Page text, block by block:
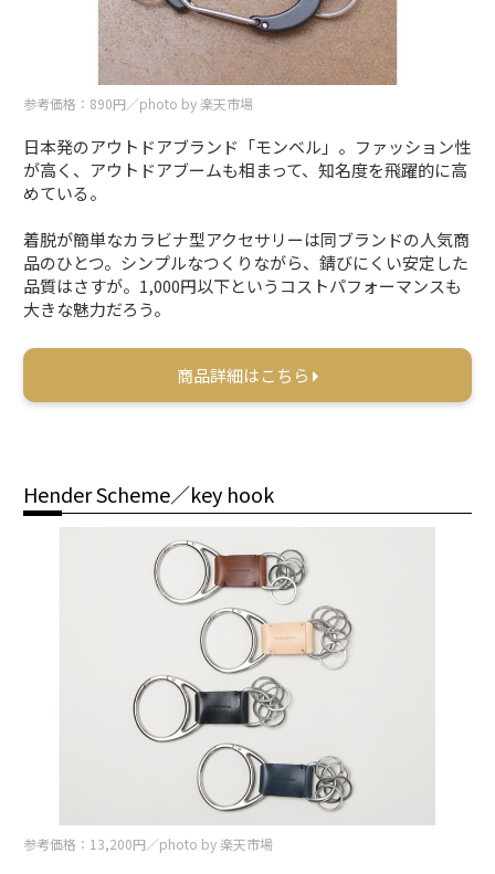
参考価格：890円／photo by 楽天市場
日本発のアウトドアブランド「モンベル」。ファッション性
が高く、アウトドアブームも相まって、知名度を飛躍的に高
めている。
着脱が簡単なカラビナ型アクセサリーは同ブランドの人気商
品のひとつ。シンプルなつくりながら、錆びにくい安定した
品質はさすが。1,000円以下というコストパフォーマンスも
大きな魅力だろう。
商品詳細はこちら
Hender Scheme／key hook
参考価格：13,200円／photo by 楽天市場